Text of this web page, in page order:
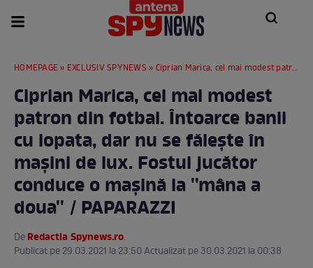
HOMEPAGE » EXCLUSIV SPYNEWS » Ciprian Marica, cel mai modest patron din fotbal. Întoarce banii cu lopata, dar nu se fălește în mașini de lux. Fostul jucător conduce o mașină la ''mâna a doua'' / PAPARAZZI
Ciprian Marica, cel mai modest
patron din fotbal. Întoarce banii
cu lopata, dar nu se fălește în
mașini de lux. Fostul jucător
conduce o mașină la ''mâna a
doua'' / PAPARAZZI
DeRedactia Spynews.ro.
Publicat pe 29.03.2021 la 23:50 Actualizat pe 30.03.2021 la 00:38